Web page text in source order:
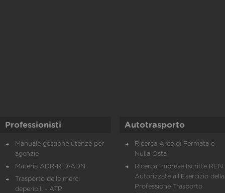
Professionisti
Manuale gestione utenze per
agenzie
Materia ADR-RID-ADN
Trasporto delle merci
deperibili - ATP
Autotrasporto
Ricerca Aree di Fermata e
Nulla Osta
Ricerca Imprese Iscritte REN
Autorizzate all'Esercizio della
Professione Trasporto